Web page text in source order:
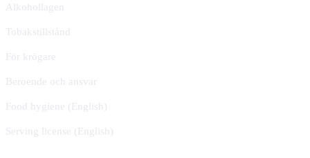
Alkohollagen
Tobakstillstånd
För krögare
Beroende och ansvar
Food hygiene (English)
Serving license (English)